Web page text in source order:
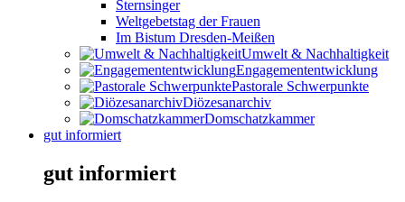
Sternsinger
Weltgebetstag der Frauen
Im Bistum Dresden-Meißen
Umwelt & Nachhaltigkeit
Engagemententwicklung
Pastorale Schwerpunkte
Diözesanarchiv
Domschatzkammer
gut informiert
gut informiert